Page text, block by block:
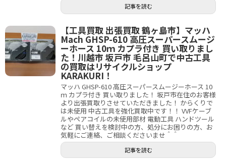
記事を読む
【工具買取 出張買取 鶴ヶ島市】マッハ
Mach GHSP-610 高圧スーパースムージ
ーホース 10ｍ カプラ付き 買い取りまし
た！川越市 坂戸市 毛呂山町で中古工具
の買取はリサイクルショップ
KARAKURI！
マッハ GHSP-610 高圧スーパースムージーホース 10
ｍ カプラ付き 買い取りました！ 坂戸市在住のお客様
より出張買取りさせていただきました！ からくりで
は未使用 中古工具を強化買取中です！！ VVFケーブ
ルやペアコイルの未使用部材 電動工具 ハンドツール
など 買い替えを検討中の方、処分にお困りの方、お
気軽にご連絡、ご相談くださいませ＾＾
記事を読む